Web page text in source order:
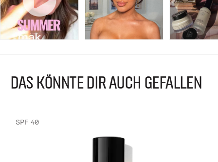
DAS KÖNNTE DIR AUCH GEFALLEN
SPF 40